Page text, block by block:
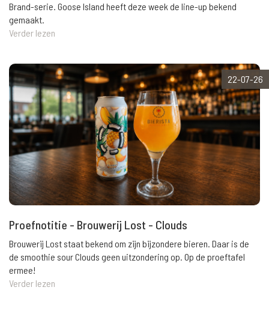
Brand-serie. Goose Island heeft deze week de line-up bekend
gemaakt.
Verder lezen
22-07-26
Proefnotitie - Brouwerij Lost - Clouds
Brouwerij Lost staat bekend om zijn bijzondere bieren. Daar is de
de smoothie sour Clouds geen uitzondering op. Op de proeftafel
ermee!
Verder lezen